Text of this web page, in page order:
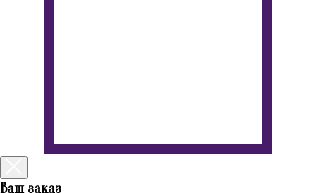
Ваш заказ